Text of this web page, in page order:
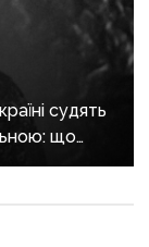
судять
що